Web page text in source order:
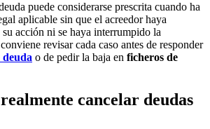
puede considerarse prescrita cuando ha
aplicable sin que el acreedor haya
acción ni se haya interrumpido la
revisar cada caso antes de responder
deuda o de pedir la baja en ficheros de
cancelar deudas